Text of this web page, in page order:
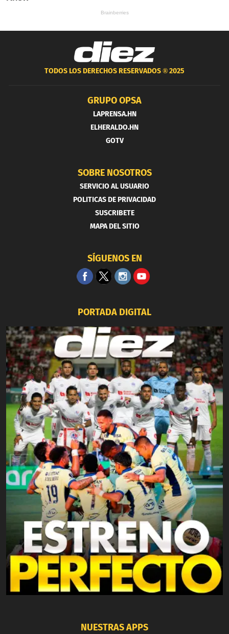
TODOS LOS DERECHOS RESERVADOS ®2025
GRUPO OPSA
LAPRENSA.HN
ELHERALDO.HN
GOTV
SOBRE NOSOTROS
SERVICIO AL USUARIO
POLITICAS DE PRIVACIDAD
SUSCRIBETE
MAPA DEL SITIO
SÍGUENOS EN
PORTADA DIGITAL
NUESTRAS APPS